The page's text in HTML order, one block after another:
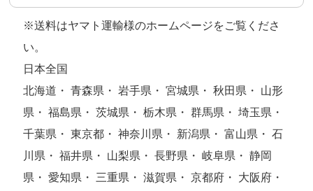
※送料はヤマト運輸様のホームページをご覧くださ
い。
日本全国
北海道・ 青森県・ 岩手県・ 宮城県・ 秋田県・ 山形
県・ 福島県・ 茨城県・ 栃木県・ 群馬県・ 埼玉県・
千葉県・ 東京都・ 神奈川県・ 新潟県・ 富山県・ 石
川県・ 福井県・ 山梨県・ 長野県・ 岐阜県・ 静岡
県・ 愛知県・ 三重県・ 滋賀県・ 京都府・ 大阪府・